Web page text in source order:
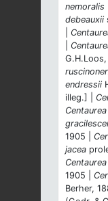
nemoralis
debeauxii
G.H.Loos,
endressii
illeg.] |
1905 |
jacea
1905 |
Berher,